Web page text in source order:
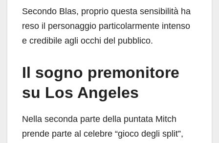
Secondo Blas, proprio questa sensibilità ha
reso il personaggio particolarmente intenso
e credibile agli occhi del pubblico.
Il sogno premonitore
su Los Angeles
Nella seconda parte della puntata Mitch
prende parte al celebre “gioco degli split”,